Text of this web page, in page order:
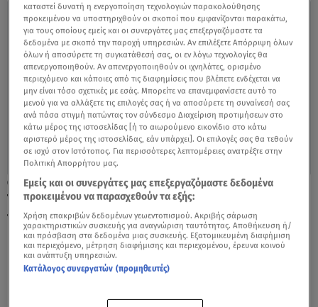
14.03.23, 21:13
Τέμπη: Tα τηλεγραφήματα του σταθμάρχη
που οδήγησαν στην τραγωδία
καταστεί δυνατή η ενεργοποίηση τεχνολογιών παρακολούθησης
προκειμένου να υποστηριχθούν οι σκοποί που εμφανίζονται παρακάτω,
για τους οποίους εμείς και οι συνεργάτες μας επεξεργαζόμαστε τα
δεδομένα με σκοπό την παροχή υπηρεσιών. Αν επιλέξετε Απόρριψη όλων
όλων ή αποσύρετε τη συγκατάθεσή σας, οι εν λόγω τεχνολογίες θα
απενεργοποιηθούν. Αν απενεργοποιηθούν οι ιχνηλάτες, ορισμένο
περιεχόμενο και κάποιες από τις διαφημίσεις που βλέπετε ενδέχεται να
μην είναι τόσο σχετικές με εσάς. Μπορείτε να επανεμφανίσετε αυτό το
μενού για να αλλάξετε τις επιλογές σας ή να αποσύρετε τη συναίνεσή σας
ανά πάσα στιγμή πατώντας τον σύνδεσμο Διαχείριση προτιμήσεων στο
κάτω μέρος της ιστοσελίδας [ή το αιωρούμενο εικονίδιο στο κάτω
αριστερό μέρος της ιστοσελίδας, εάν υπάρχει]. Οι επιλογές σας θα τεθούν
σε ισχύ στον Ιστότοπος. Για περισσότερες λεπτομέρειες ανατρέξτε στην
Πολιτική Απορρήτου μας.
Εμείς και οι συνεργάτες μας επεξεργαζόμαστε δεδομένα
προκειμένου να παρασχεθούν τα εξής:
Χρήση επακριβών δεδομένων γεωεντοπισμού. Ακριβής σάρωση
χαρακτηριστικών συσκευής για αναγνώριση ταυτότητας. Αποθήκευση ή/
και πρόσβαση στα δεδομένα μιας συσκευής. Εξατομικευμένη διαφήμιση
και περιεχόμενο, μέτρηση διαφήμισης και περιεχομένου, έρευνα κοινού
και ανάπτυξη υπηρεσιών.
Κατάλογος συνεργατών (προμηθευτές)